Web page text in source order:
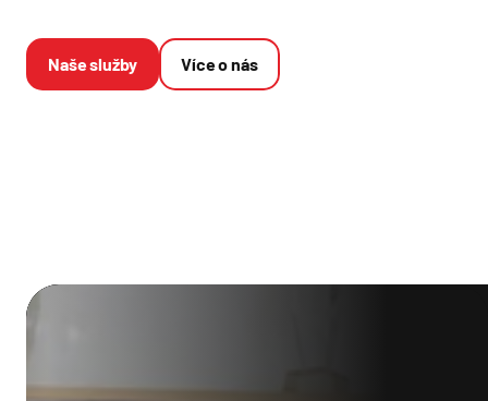
Naše služby Více o nás